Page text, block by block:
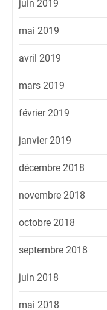
juin 2019
mai 2019
avril 2019
mars 2019
février 2019
janvier 2019
décembre 2018
novembre 2018
octobre 2018
septembre 2018
juin 2018
mai 2018